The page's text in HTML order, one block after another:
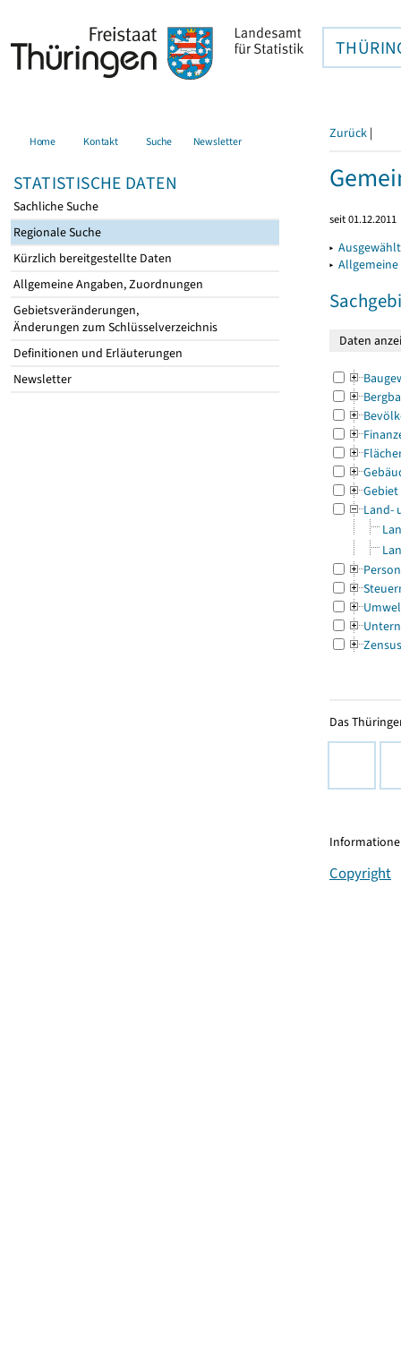
Home Kontakt Suche Newsletter
STATISTISCHE DATEN
Sachliche Suche
Regionale Suche
Kürzlich bereitgestellte Daten
Allgemeine Angaben, Zuordnungen
Gebietsveränderungen,
Änderungen zum Schlüsselverzeichnis
Definitionen und Erläuterungen
Newsletter
Zurück |
seit 01.12.2011
▸
▸
Gebiet
Land-
Zensus
Das
Copyright